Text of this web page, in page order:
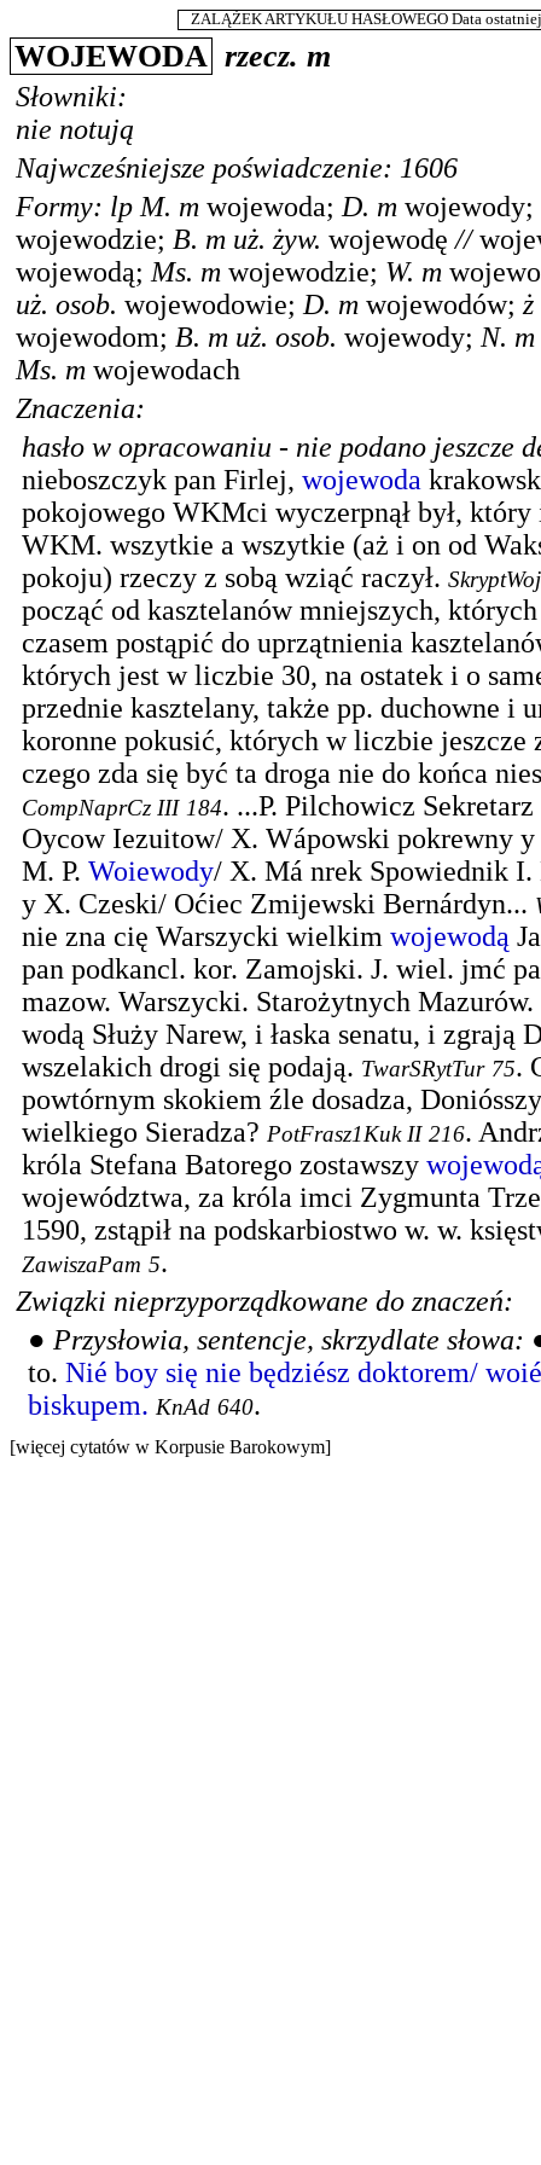
ZALĄŻEK ARTYKUŁU HASŁOWEGO Data
WOJEWODA rzecz. m
Słowniki:
nie notują
Najwcześniejsze poświadczenie: 1606
Formy: lp M. m wojewoda; D. m wojewody;
wojewodzie; B. m uż. żyw. wojewodę //
wojewodą; Ms. m wojewodzie; W. m
uż. osob. wojewodowie; D. m wojewodów; ż
wojewodom; B. m uż. osob. wojewody; N. m
Ms. m wojewodach
Znaczenia:
hasło w opracowaniu - nie podano jeszcze
nieboszczyk pan Firlej, wojewoda
pokojowego WKMci wyczerpnął był, który
WKM. wszytkie a wszytkie (aż i on od
pokoju) rzeczy z sobą wziąć raczył.
począć od kasztelanów mniejszych,
czasem postąpić do uprzątnienia
których jest w liczbie 30, na ostatek i o
przednie kasztelany, także pp. duchowne i
koronne pokusić, których w liczbie jeszcze
czego zda się być ta droga nie do końca
CompNaprCz III 184. ...P. Pilchowicz
Oycow Iezuitow/ X. Wápowski pokrewny
M. P. Woiewody/ X. Má nrek Spowiednik
y X. Czeski/ Oćiec Zmijewski Bernárdyn...
nie zna cię Warszycki wielkim wojewodą
pan podkancl. kor. Zamojski. J. wiel. jmć
mazow. Warszycki. Starożytnych
wodą Służy Narew, i łaska senatu, i zgrają
wszelakich drogi się podają. TwarSRytTur 75.
powtórnym skokiem źle dosadza,
wielkiego Sieradza? PotFrasz1Kuk II 216.
króla Stefana Batorego zostawszy
województwa, za króla imci Zygmunta
1590, zstąpił na podskarbiostwo w. w.
ZawiszaPam 5.
Związki nieprzyporządkowane do znaczeń:
● Przysłowia, sentencje, skrzydlate słowa:
to. Nié boy się nie będziész doktorem/
biskupem. KnAd 640.
[więcej cytatów w Korpusie Barokowym]